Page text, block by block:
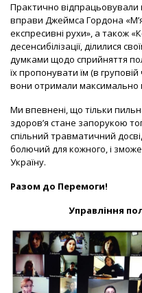
Практично відпрацьовували
вправи Джеймса Гордона
експресивні рухи», а також
десенсибілізації, ділилися
думками щодо сприйняття
їх пропонувати їм (в
вони отримали максимально
Ми впевнені, що тільки
здоров’я стане запорукою
спільний травматичний
болючий для кожного, і
Україну.
Разом до Перемоги!
Управління